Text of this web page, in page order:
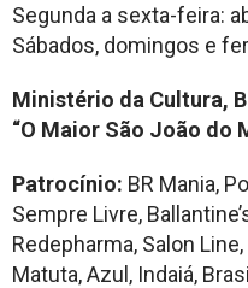
Segunda a sexta-feira:
Sábados, domingos e
Ministério da Cultura,
“O Maior São João do
Patrocínio: BR Mania,
Sempre Livre,
Redepharma, Salon
Matuta, Azul, Indaiá,